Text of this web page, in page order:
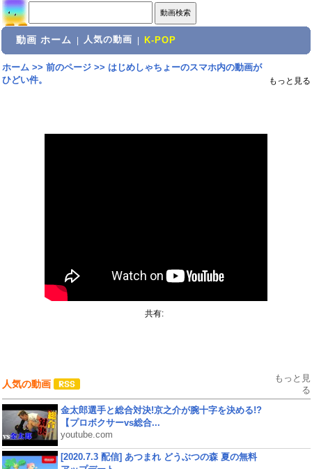
動画 ホーム 人気の動画 K-POP
ホーム>> 前のページ>> はじめしゃちょーのスマホ内の動画が
ひどい件。
もっと見る
共有:
人気の動画
もっと見
る
金太郎選手と総合対決!京之介が腕十字を決める!?
【プロボクサーvs総合...
youtube.com
[2020.7.3 配信] あつまれ どうぶつの森 夏の無料